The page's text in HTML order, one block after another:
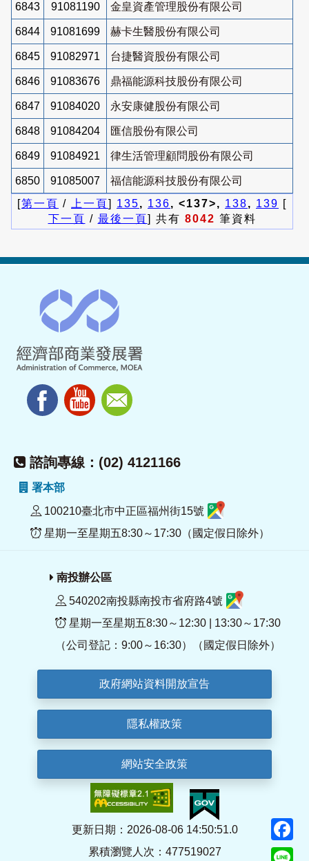
6843 91081190 金皇資產管理股份有限公司
6844 91081699 赫卡生醫股份有限公司
6845 91082971 台捷醫資股份有限公司
6846 91083676 鼎福能源科技股份有限公司
6847 91084020 永安康健股份有限公司
6848 91084204 匯信股份有限公司
6849 91084921 律生活管理顧問股份有限公司
6850 91085007
福信能源科技股份有限公司
[第一頁 / 上一頁] 135, 136, <137>, 138, 139 [
下一頁 / 最後一頁] 共有 8042 筆資料
諮詢專線：(02) 4121166
署本部
100210臺北市中正區福州街15號
星期一至星期五8:30～17:30（國定假日除外）
南投辦公區
540202南投縣南投市省府路4號
星期一至星期五8:30～12:30 | 13:30～17:30
（公司登記：9:00～16:30）（國定假日除外）
政府網站資料開放宣告
隱私權政策
網站安全政策
更新日期：2026-08-06 14:50:51.0
累積瀏覽人次：477519027